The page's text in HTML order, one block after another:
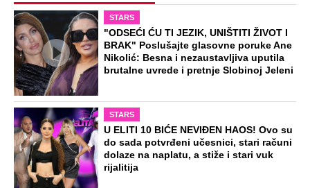
STARS
"ODSEĆI ĆU TI JEZIK, UNIŠTITI ŽIVOT I
BRAK" Poslušajte glasovne poruke Ane
Nikolić: Besna i nezaustavljiva uputila
brutalne uvrede i pretnje Slobinoj Jeleni
STARS
U ELITI 10 BIĆE NEVIĐEN HAOS! Ovo su
do sada potvrđeni učesnici, stari računi
dolaze na naplatu, a stiže i stari vuk
rijalitija